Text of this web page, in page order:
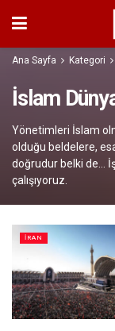
Ana Sayfa Kategori
İslam
Yönetimleri İslam
olduğu beldelere,
doğrudur belki de...
çalışıyoruz.
İRAN